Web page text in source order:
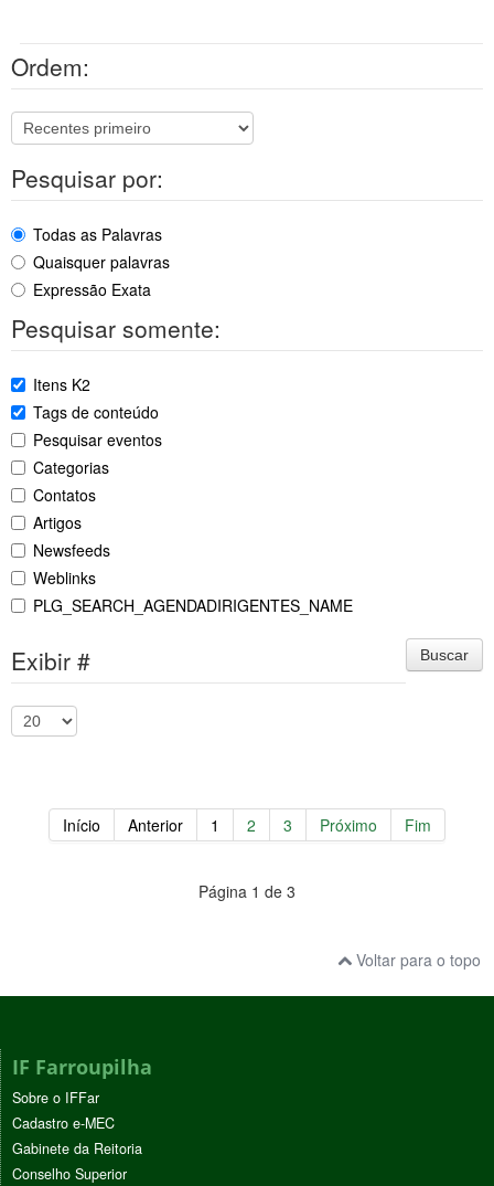
Ordem:
Pesquisar por:
Todas as Palavras
Quaisquer palavras
Expressão Exata
Pesquisar somente:
Itens K2
Tags de conteúdo
Pesquisar eventos
Categorias
Contatos
Artigos
Newsfeeds
Weblinks
PLG_SEARCH_AGENDADIRIGENTES_NAME
Buscar
Exibir #
Início Anterior 1 2 3 Próximo Fim
Página 1 de 3
Voltar para o topo
IF Farroupilha
Sobre o IFFar
Cadastro e-MEC
Gabinete da Reitoria
Conselho Superior